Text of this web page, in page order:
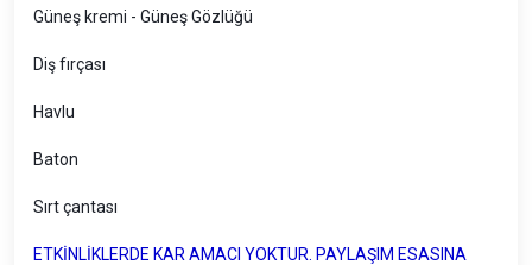
Güneş kremi - Güneş Gözlüğü
Diş fırçası
Havlu
Baton
Sırt çantası
ETKİNLİKLERDE KAR AMACI YOKTUR. PAYLAŞIM ESASINA